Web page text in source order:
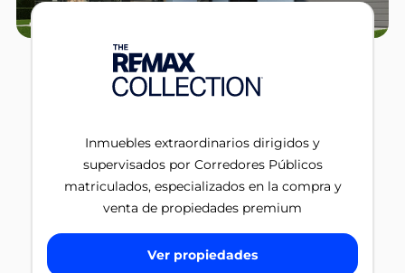
Inmuebles extraordinarios dirigidos y
supervisados por Corredores Públicos
matriculados, especializados en la compra y
venta de propiedades premium
Ver propiedades